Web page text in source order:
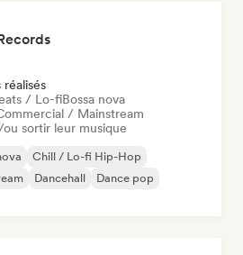
/ Lo-fiBossa nova
/ Mainstream
sortir leur musique
Chill / Lo-fi Hip-Hop
Dancehall
Dance pop